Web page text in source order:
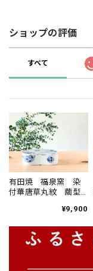
ショップの評価
すべて
有田焼 福泉窯 染
付華唐草丸紋 繭型
¥9,900